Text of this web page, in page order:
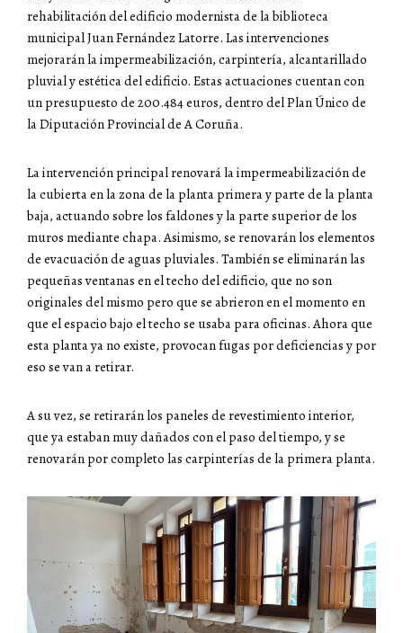
rehabilitación del edificio modernista de la biblioteca
municipal Juan Fernández Latorre. Las intervenciones
mejorarán la impermeabilización, carpintería, alcantarillado
pluvial y estética del edificio. Estas actuaciones cuentan con
un presupuesto de 200.484 euros, dentro del Plan Único de
la Diputación Provincial de A Coruña.
La intervención principal renovará la impermeabilización de
la cubierta en la zona de la planta primera y parte de la planta
baja, actuando sobre los faldones y la parte superior de los
muros mediante chapa. Asimismo, se renovarán los elementos
de evacuación de aguas pluviales. También se eliminarán las
pequeñas ventanas en el techo del edificio, que no son
originales del mismo pero que se abrieron en el momento en
que el espacio bajo el techo se usaba para oficinas. Ahora que
esta planta ya no existe, provocan fugas por deficiencias y por
eso se van a retirar.
A su vez, se retirarán los paneles de revestimiento interior,
que ya estaban muy dañados con el paso del tiempo, y se
renovarán por completo las carpinterías de la primera planta.